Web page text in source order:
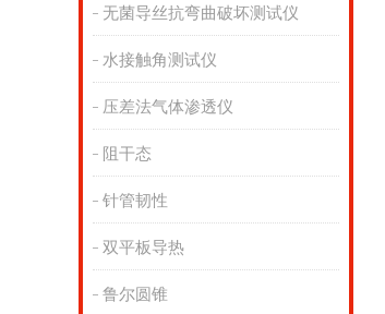
无菌导丝抗弯曲破坏测试仪
水接触角测试仪
压差法气体渗透仪
阻干态
针管韧性
双平板导热
鲁尔圆锥